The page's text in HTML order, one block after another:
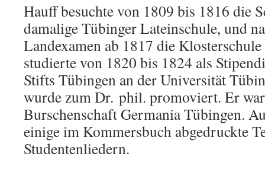
Hauff besuchte von 1809 bis 1816 die
damalige Tübinger Lateinschule, und
Landexamen ab 1817 die
studierte von 1820 bis 1824 als
Stifts Tübingen an der Universität
wurde zum Dr. phil. promoviert. Er
Burschenschaft Germania Tübingen.
einige im Kommersbuch abgedruckte
Studentenliedern.